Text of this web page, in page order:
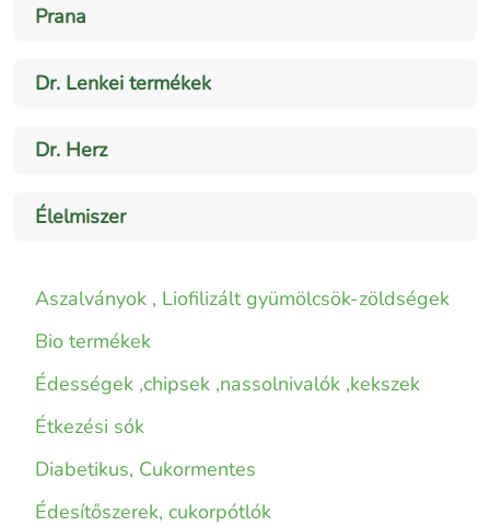
Prana
Dr. Lenkei termékek
Dr. Herz
Élelmiszer
Aszalványok , Liofilizált gyümölcsök-zöldségek
Bio termékek
Édességek ,chipsek ,nassolnivalók ,kekszek
Étkezési sók
Diabetikus, Cukormentes
Édesítőszerek, cukorpótlók